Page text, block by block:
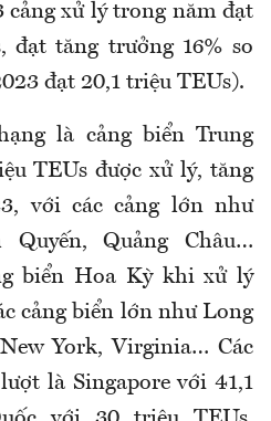
xử lý trong năm đạt
đạt tăng trưởng 16% so
đạt 20,1 triệu TEUs).
là cảng biển Trung
TEUs được xử lý, tăng
với các cảng lớn như
Quảng Châu…
biển Hoa Kỳ khi xử lý
cảng biển lớn như Long
York, Virginia… Các
là Singapore với 41,1